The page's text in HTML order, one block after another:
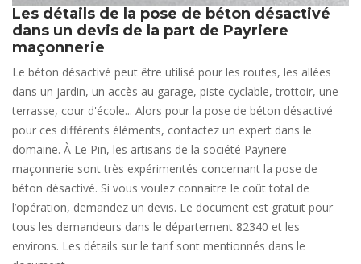
Les détails de la pose de béton désactivé
dans un devis de la part de Payriere
maçonnerie
Le béton désactivé peut être utilisé pour les routes, les allées
dans un jardin, un accès au garage, piste cyclable, trottoir, une
terrasse, cour d'école... Alors pour la pose de béton désactivé
pour ces différents éléments, contactez un expert dans le
domaine. À Le Pin, les artisans de la société Payriere
maçonnerie sont très expérimentés concernant la pose de
béton désactivé. Si vous voulez connaitre le coût total de
l’opération, demandez un devis. Le document est gratuit pour
tous les demandeurs dans le département 82340 et les
environs. Les détails sur le tarif sont mentionnés dans le